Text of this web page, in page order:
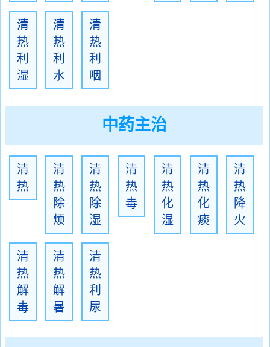
清
热
利
湿
清
热
利
水
清
热
利
咽
中药主治
清
热
清
热
除
烦
清
热
除
湿
清
热
毒
清
热
化
湿
清
热
化
痰
清
热
降
火
清
热
解
毒
清
热
解
暑
清
热
利
尿